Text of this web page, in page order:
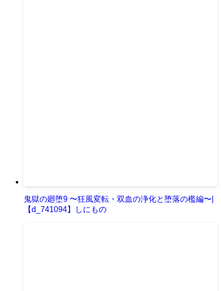
鬼獄の廻堕9 〜狂風変転・双血の浄化と堕落の檻編〜|
【d_741094】しにもの